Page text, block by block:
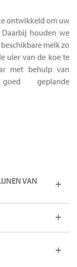
ontwikkeld om uw
houden we
melk zo
uier van de koe te
met behulp van
geplande
VAN